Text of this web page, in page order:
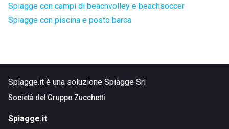
Spiagge con campi di beachvolley e beachsoccer
Spiagge con piscina e posto barca
Spiagge.it è una soluzione Spiagge Srl
Società del Gruppo Zucchetti
Spiagge.it